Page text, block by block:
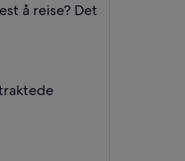
å reise? Det